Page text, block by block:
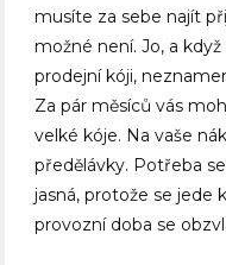
musíte za sebe najít
možné není. Jo, a
prodejní kóji,
Za pár měsíců vás
velké kóje. Na vaše
předělávky. Potřeba
jasná, protože se jede
provozní doba se